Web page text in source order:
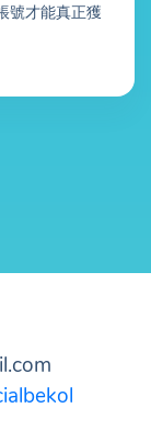
號才能真正獲